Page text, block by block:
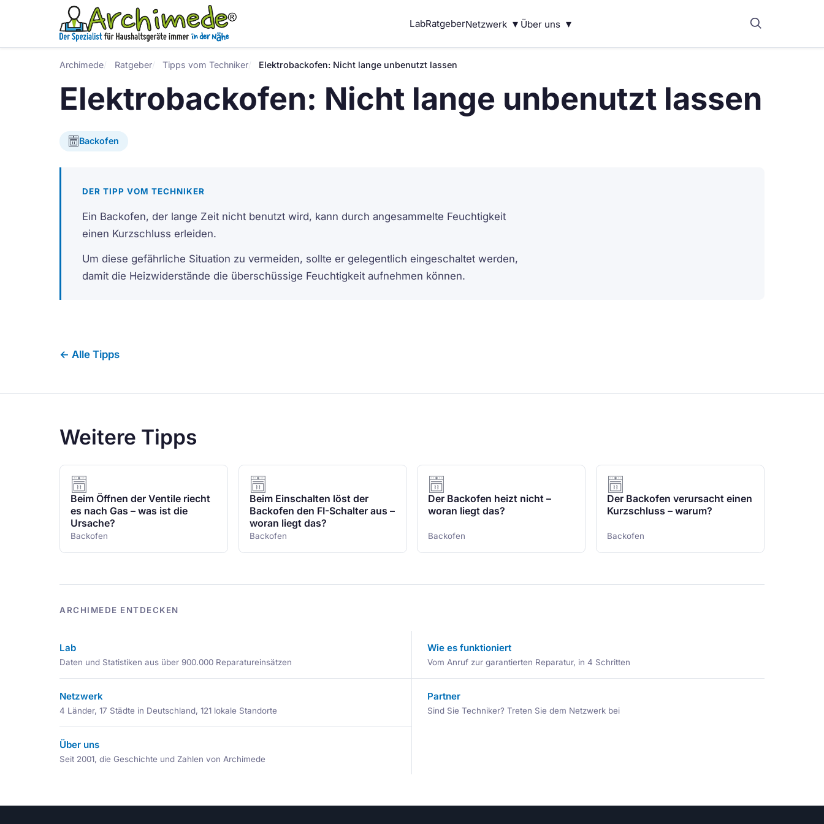
LabRatgeberNetzwerk ▾ Über uns ▾
Archimede Ratgeber Tipps vom Techniker Elektrobackofen: Nicht lange unbenutzt lassen
Elektrobackofen: Nicht lange unbenutzt lassen
Backofen
DER TIPP VOM TECHNIKER
Ein Backofen, der lange Zeit nicht benutzt wird, kann durch angesammelte Feuchtigkeit
einen Kurzschluss erleiden.
Um diese gefährliche Situation zu vermeiden, sollte er gelegentlich eingeschaltet werden,
damit die Heizwiderstände die überschüssige Feuchtigkeit aufnehmen können.
← Alle Tipps
Weitere Tipps
Beim Öffnen der Ventile riecht
es nach Gas – was ist die
Ursache?
Backofen
Beim Einschalten löst der
Backofen den FI-Schalter aus –
woran liegt das?
Backofen
Der Backofen heizt nicht –
woran liegt das?
Backofen
Der Backofen verursacht einen
Kurzschluss – warum?
Backofen
ARCHIMEDE ENTDECKEN
Lab
Daten und Statistiken aus über 900.000 Reparatureinsätzen
Wie es funktioniert
Vom Anruf zur garantierten Reparatur, in 4 Schritten
Netzwerk
4 Länder, 17 Städte in Deutschland, 121 lokale Standorte
Partner
Sind Sie Techniker? Treten Sie dem Netzwerk bei
Über uns
Seit 2001, die Geschichte und Zahlen von Archimede